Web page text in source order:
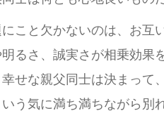
こと欠かないのは、お互
るさ、誠実さが相乗効果
せな親父同士は決まって
う気に満ち満ちながら別